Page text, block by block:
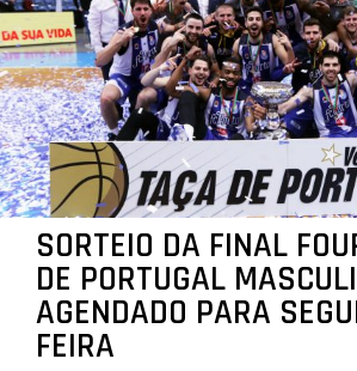
SORTEIO DA FINAL
DE PORTUGAL
AGENDADO PARA
FEIRA